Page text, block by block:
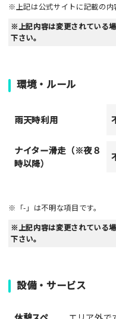
※上記は公式サイトに記載の内
※上記内容は変更されている
下さい。
環境・ルール
雨天時利用
ナイター滑走（※夜８
時以降）
※「-」は不明な項目です。
※上記内容は変更されている
下さい。
設備・サービス